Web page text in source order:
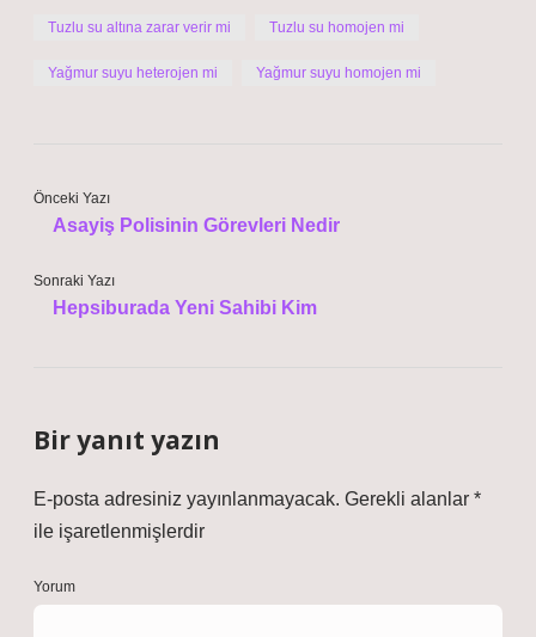
Tuzlu su altına zarar verir mi Tuzlu su homojen mi
Yağmur suyu heterojen mi Yağmur suyu homojen mi
Önceki Yazı
Asayiş Polisinin Görevleri Nedir
Sonraki Yazı
Hepsiburada Yeni Sahibi Kim
Bir yanıt yazın
E-posta adresiniz yayınlanmayacak. Gerekli alanlar *
ile işaretlenmişlerdir
Yorum